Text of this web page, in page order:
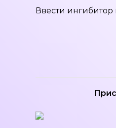
Ввести